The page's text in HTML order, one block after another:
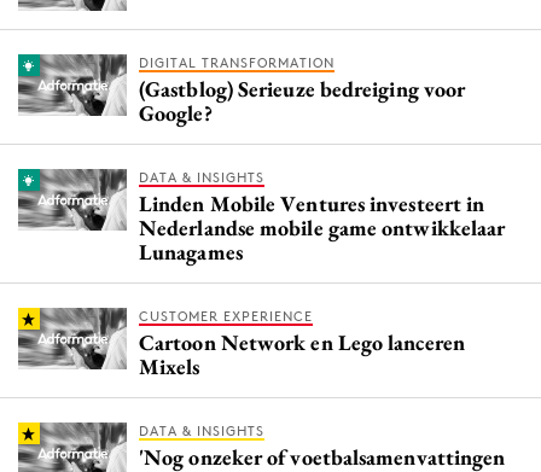
DIGITAL TRANSFORMATION
(Gastblog) Serieuze bedreiging voor
Google?
DATA & INSIGHTS
Linden Mobile Ventures investeert in
Nederlandse mobile game ontwikkelaar
Lunagames
CUSTOMER EXPERIENCE
Cartoon Network en Lego lanceren
Mixels
DATA & INSIGHTS
'Nog onzeker of voetbalsamenvattingen